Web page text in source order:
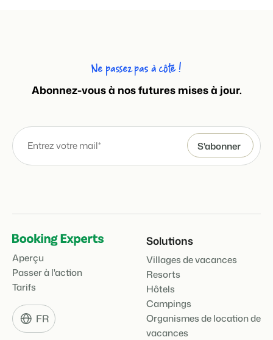
Ne passez pas à côté !
Abonnez-vous à nos futures mises à jour.
Aperçu
Passer à l'action
Tarifs
FR
Solutions
Villages de vacances
Resorts
Hôtels
Campings
Organismes de location de
vacances